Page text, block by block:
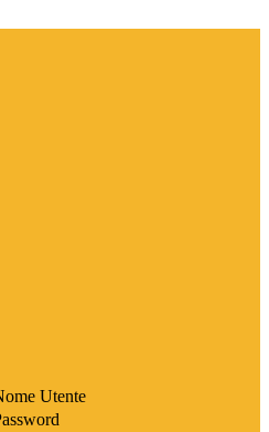
Utente